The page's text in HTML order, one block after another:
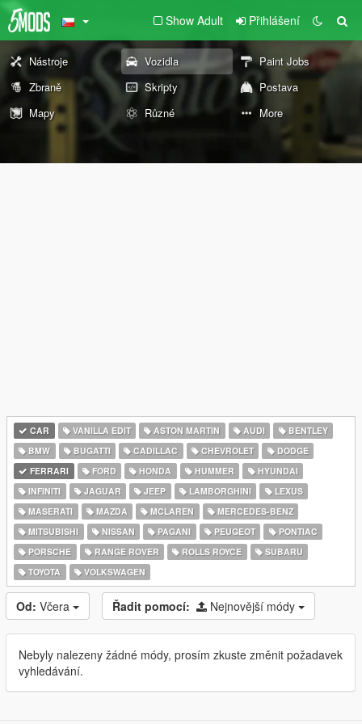
Show Adult Přihlášení
Nástroje Vozidla
Paint Jobs
Zbraně
Skripty
Postava
Mapy
Různé More
CAR VANILLA EDIT ASTON MARTIN AUDI
BENTLEY
BMW
BUGATTI CADILLAC CHEVROLET
DODGE
FERRARI
FORD HONDA HUMMER
HYUNDAI
INFINITI
JAGUAR JEEP LAMBORGHINI
LEXUS
MASERATI
MAZDA MCLAREN
MERCEDES-BENZ
MITSUBISHI
NISSAN PAGANI PEUGEOT
PONTIAC
PORSCHE
RANGE ROVER ROLLS ROYCE
SUBARU
TOYOTA
VOLKSWAGEN
Od: Včera Řadit pomocí: Nejnovější módy
Nebyly nalezeny žádné módy, prosím zkuste změnit požadavek
vyhledávání.